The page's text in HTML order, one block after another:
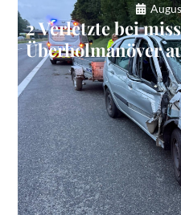
2 Verletzte bei
Überholmanöver